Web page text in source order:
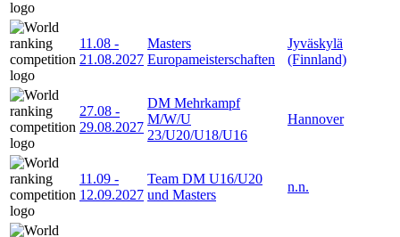
11.08 -
21.08.2027
Masters
Europameisterschaften
Jyväskylä
(Finnland)
27.08 -
29.08.2027
DM Mehrkampf
M/W/U
23/U20/U18/U16
Hannover
11.09 -
12.09.2027
Team DM U16/U20
und Masters
n.n.